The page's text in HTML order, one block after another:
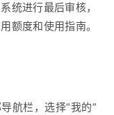
统进行最后审核，
额度和使用指南。
航栏，选择“我的”